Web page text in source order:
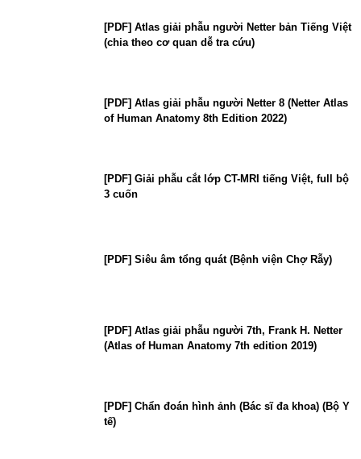
[PDF] Atlas giải phẫu người Netter bản Tiếng Việt
(chia theo cơ quan dễ tra cứu)
[PDF] Atlas giải phẫu người Netter 8 (Netter Atlas
of Human Anatomy 8th Edition 2022)
[PDF] Giải phẫu cắt lớp CT-MRI tiếng Việt, full bộ
3 cuốn
[PDF] Siêu âm tổng quát (Bệnh viện Chợ Rẫy)
[PDF] Atlas giải phẫu người 7th, Frank H. Netter
(Atlas of Human Anatomy 7th edition 2019)
[PDF] Chẩn đoán hình ảnh (Bác sĩ đa khoa) (Bộ Y
tế)